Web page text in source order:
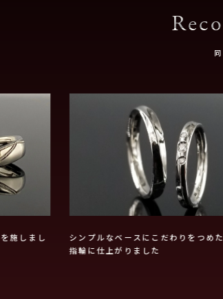
施しまし
シンプルなベースにこだわりをつめ
指輪に仕上がりました